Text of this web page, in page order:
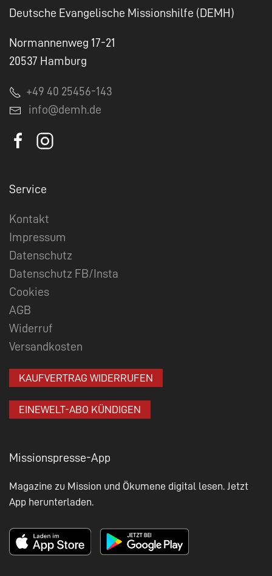
Deutsche Evangelische Missionshilfe (DEMH)
Normannenweg 17-21
20537 Hamburg
+49 40 25456-143
info@demh.de
Service
Kontakt
Impressum
Datenschutz
Datenschutz FB/Insta
Cookies
AGB
Widerruf
Versandkosten
KAUFVERTRAG WIDERRUFEN
EINEWELT-ABO KÜNDIGEN
Missionspresse-App
Magazine zu Mission und Ökumene digital lesen. Jetzt
App herunterladen.